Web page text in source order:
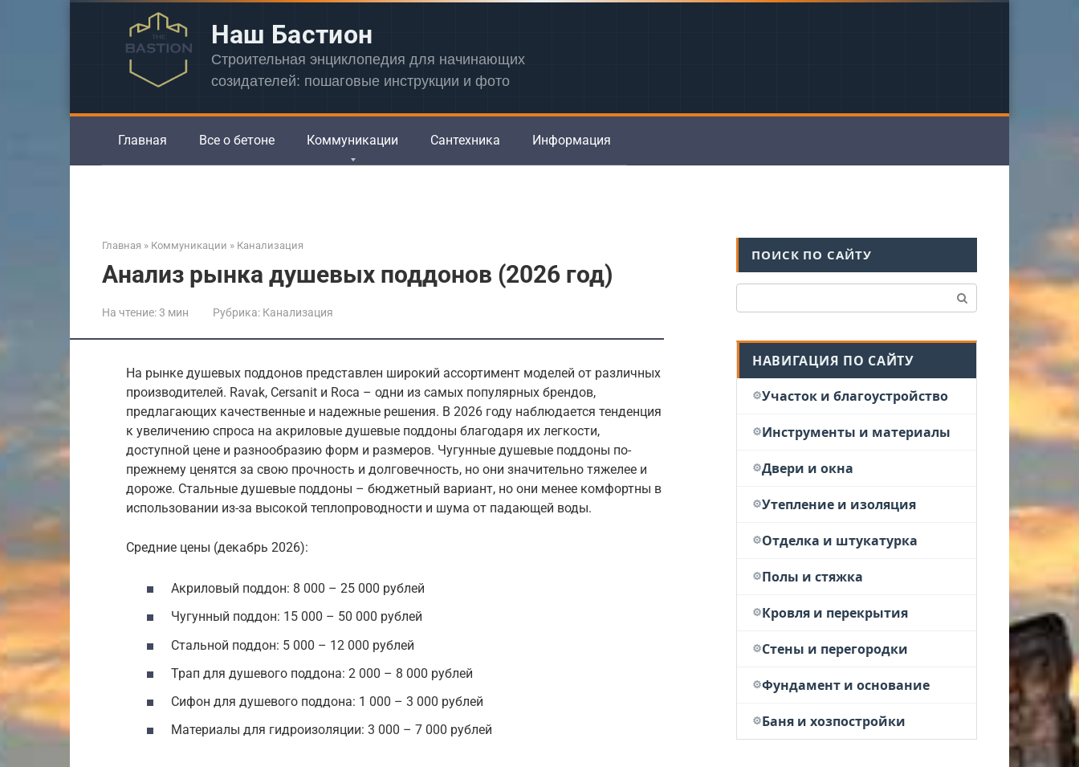
Наш Бастион
Строительная энциклопедия для начинающих
созидателей: пошаговые инструкции и фото
Главная Все о бетоне Коммуникации Сантехника Информация
Главная » Коммуникации » Канализация
Анализ рынка душевых поддонов (2026 год)
На чтение:3 мин Рубрика: Канализация
На рынке душевых поддонов представлен широкий ассортимент моделей от различных
производителей. Ravak, Cersanit и Roca – одни из самых популярных брендов,
предлагающих качественные и надежные решения. В 2026 году наблюдается тенденция
к увеличению спроса на акриловые душевые поддоны благодаря их легкости,
доступной цене и разнообразию форм и размеров. Чугунные душевые поддоны по-
прежнему ценятся за свою прочность и долговечность, но они значительно тяжелее и
дороже. Стальные душевые поддоны – бюджетный вариант, но они менее комфортны в
использовании из-за высокой теплопроводности и шума от падающей воды.
Средние цены (декабрь 2026):
Акриловый поддон: 8 000 – 25 000 рублей
Чугунный поддон: 15 000 – 50 000 рублей
Стальной поддон: 5 000 – 12 000 рублей
Трап для душевого поддона: 2 000 – 8 000 рублей
Сифон для душевого поддона: 1 000 – 3 000 рублей
Материалы для гидроизоляции: 3 000 – 7 000 рублей
ПОИСК ПО САЙТУ
НАВИГАЦИЯ ПО САЙТУ
Участок и благоустройство
Инструменты и материалы
Двери и окна
Утепление и изоляция
Отделка и штукатурка
Полы и стяжка
Кровля и перекрытия
Стены и перегородки
Фундамент и основание
Баня и хозпостройки